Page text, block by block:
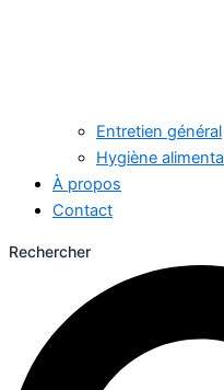
Entretien général
Hygiène
À propos
Contact
Rechercher